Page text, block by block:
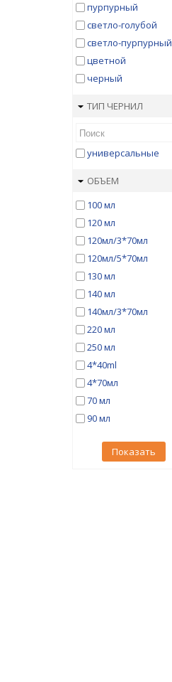
пурпурный
светло-голубой
светло-пурпурный
цветной
черный
ТИП ЧЕРНИЛ
универсальные
ОБЪЕМ
100 мл
120 мл
120мл/3*70мл
120мл/5*70мл
130 мл
140 мл
140мл/3*70мл
220 мл
250 мл
4*40ml
4*70мл
70 мл
90 мл
Показать